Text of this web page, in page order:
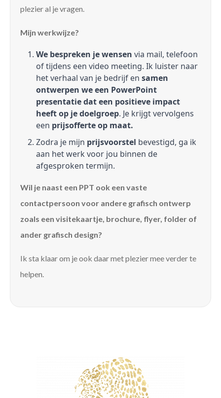
plezier al je vragen.
Mijn werkwijze?
We bespreken je wensen via mail, telefoon
of tijdens een video meeting. Ik luister naar
het verhaal van je bedrijf en samen
ontwerpen we een PowerPoint
presentatie dat een positieve impact
heeft op je doelgroep. Je krijgt vervolgens
een prijsofferte op maat.
Zodra je mijn prijsvoorstel bevestigd, ga ik
aan het werk voor jou binnen de
afgesproken termijn.
Wil je naast een PPT ook een vaste
contactpersoon voor andere grafisch ontwerp
zoals een visitekaartje, brochure, flyer, folder of
ander grafisch design?
Ik sta klaar om je ook daar met plezier mee verder te
helpen.